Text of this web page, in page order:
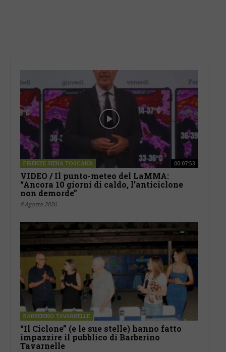
FIRENZE SIENA TOSCANA 00:07:53
VIDEO / Il punto-meteo del LaMMA:
“Ancora 10 giorni di caldo, l’anticiclone
non demorde”
8 Agosto 2026
BARBERINO TAVARNELLE
“Il Ciclone” (e le sue stelle) hanno fatto
impazzire il pubblico di Barberino
Tavarnelle